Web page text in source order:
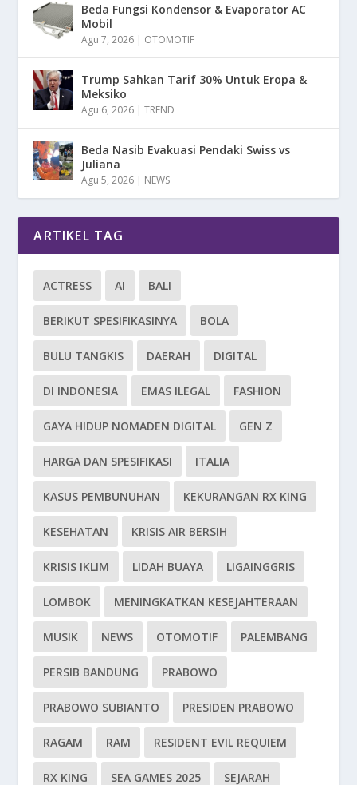
Beda Fungsi Kondensor & Evaporator AC
Mobil
Agu 7, 2026 | OTOMOTIF
Trump Sahkan Tarif 30% Untuk Eropa &
Meksiko
Agu 6, 2026 |TREND
Beda Nasib Evakuasi Pendaki Swiss vs
Juliana
Agu 5, 2026 | NEWS
ARTIKEL TAG
ACTRESS AI BALI
BERIKUT SPESIFIKASINYA BOLA
BULU TANGKIS DAERAH DIGITAL
DI INDONESIA EMAS ILEGAL FASHION
GAYA HIDUP NOMADEN DIGITAL GEN Z
HARGA DAN SPESIFIKASI ITALIA
KASUS PEMBUNUHAN KEKURANGAN RX KING
KESEHATAN KRISIS AIR BERSIH
KRISIS IKLIM LIDAH BUAYA LIGAINGGRIS
LOMBOK MENINGKATKAN KESEJAHTERAAN
MUSIK NEWS OTOMOTIF PALEMBANG
PERSIB BANDUNG PRABOWO
PRABOWO SUBIANTO PRESIDEN PRABOWO
RAGAM RAM RESIDENT EVIL REQUIEM
RX KING SEA GAMES 2025 SEJARAH